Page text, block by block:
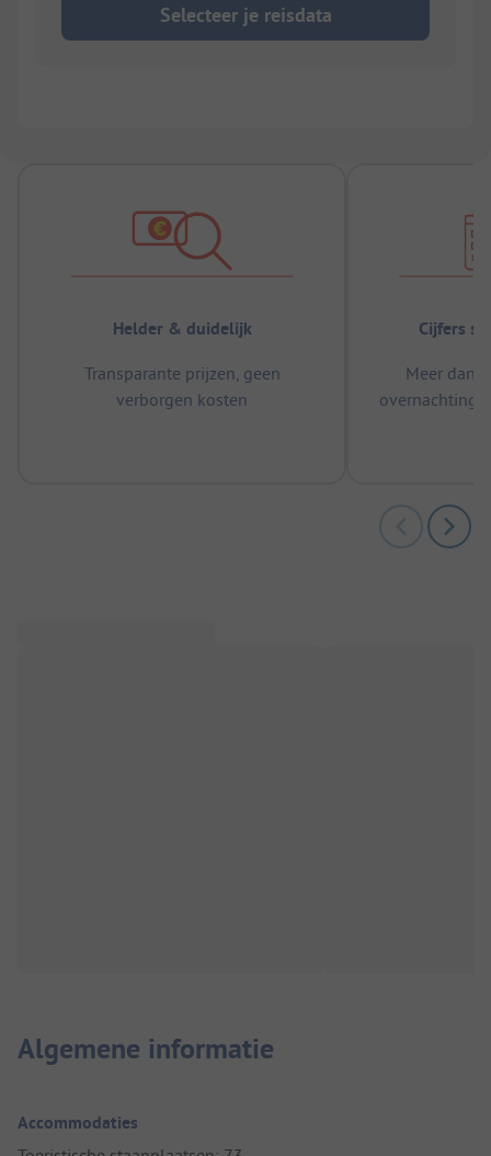
Selecteer je reisdata
Helder & duidelijk
Transparante prijzen, geen
verborgen kosten
Cijfers
Meer dan
Algemene informatie
Accommodaties